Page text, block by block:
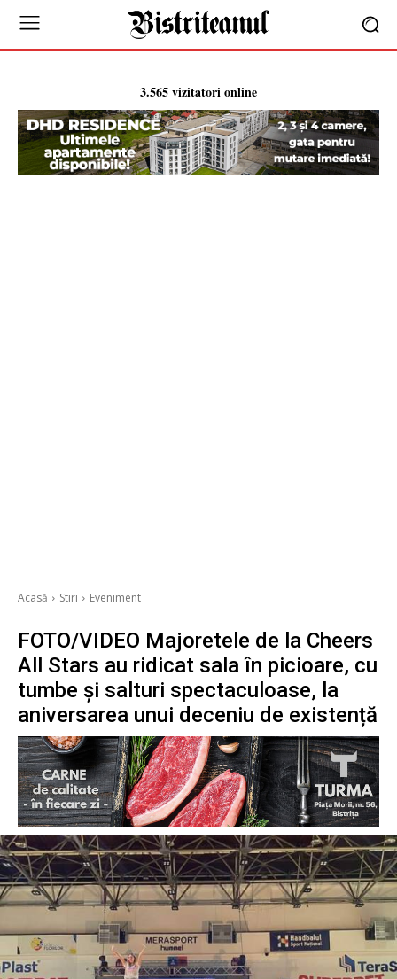
3.565 vizitatori online
Acasă Stiri Eveniment
FOTO/VIDEO Majoretele de la Cheers
All Stars au ridicat sala în picioare, cu
tumbe și salturi spectaculoase, la
aniversarea unui deceniu de existență